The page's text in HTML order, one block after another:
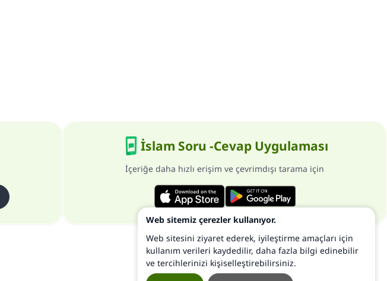
İslam Soru -Cevap Uygulaması
İçeriğe daha hızlı erişim ve çevrimdışı tarama için
Web sitemiz çerezler kullanıyor.
Web sitesini ziyaret ederek, iyileştirme amaçları için
kullanım verileri kaydedilir, daha fazla bilgi edinebilir
ve tercihlerinizi kişiselleştirebilirsiniz.